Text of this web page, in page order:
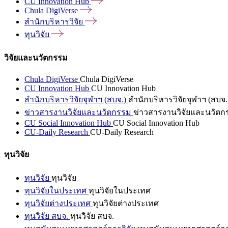
Chula DigiVerse
สำนักบริหารวิจัย
ทุนวิจัย
วิจัยและนวัตกรรม
Chula DigiVerse Chula DigiVerse
CU Innovation Hub CU Innovation Hub
สำนักบริหารวิจัยจุฬาฯ (สบจ.) สำนักบริหารวิจัยจุฬาฯ (สบจ
ข่าวสารงานวิจัยและนวัตกรรม ข่าวสารงานวิจัยและนวัตก
CU Social Innovation Hub CU Social Innovation Hub
CU-Daily Research CU-Daily Research
ทุนวิจัย
ทุนวิจัย ทุนวิจัย
ทุนวิจัยในประเทศ ทุนวิจัยในประเทศ
ทุนวิจัยต่างประเทศ ทุนวิจัยต่างประเทศ
ทุนวิจัย สบจ. ทุนวิจัย สบจ.